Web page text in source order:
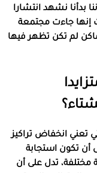
بدأنا نشهد انتشارا
إنها جاءت مجتمعة
لم تكن تظهر فيها
تعني انخفاض تراكيز
أن تكون استجابة
تدل على أن